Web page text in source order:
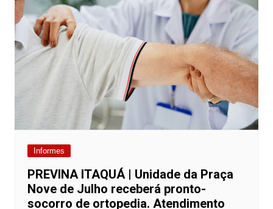
Informes
PREVINA ITAQUÁ | Unidade da Praça
Nove de Julho receberá pronto-
socorro de ortopedia. Atendimento